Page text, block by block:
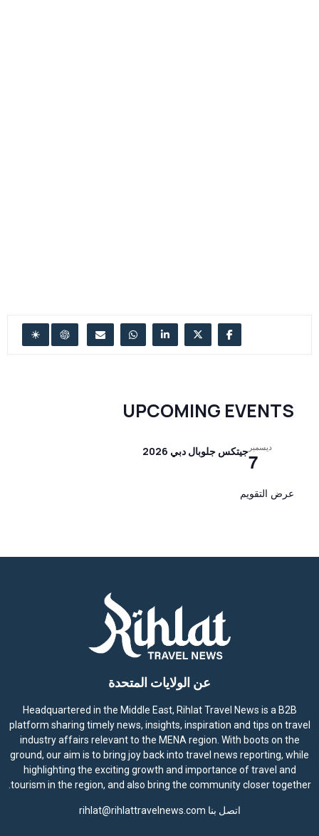
UPCOMING EVENTS
ديسمبر
7جيتكس جلوبال دبي 2026
عرض التقويم
عن الولايات المتحدة
Headquartered in the Middle East, Rihlat Travel News is a B2B
platform sharing timely news, insights, inspiration and tips on travel
industry affairs relevant to the MENA region. With boots on the
ground, our aim is to bring joy back into travel news reporting, while
highlighting the exciting growth and importance of travel and
tourism in the region, and also bring the community closer together.
اتصل بنا rihlat@rihlattravelnews.com